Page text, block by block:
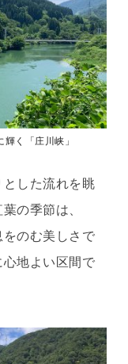
く「庄川峡」
した流れを眺
の季節は、
のむ美しさで
地よい区間で